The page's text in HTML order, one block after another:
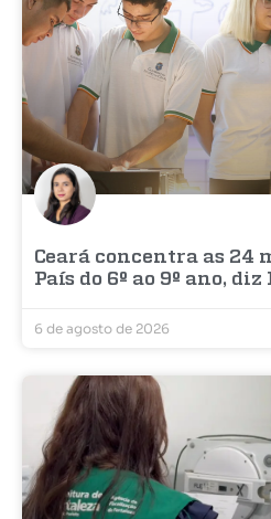
Ceará concentra as 24
País do 6º ao 9º ano, diz
6 de agosto de 2026